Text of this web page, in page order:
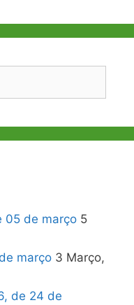
05 de março 5
março 3 Março,
de 24 de